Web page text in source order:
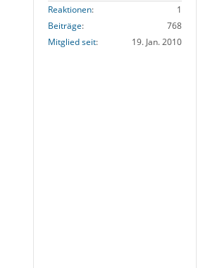
Reaktionen
1
Beiträge
768
Mitglied seit
19. Jan. 2010